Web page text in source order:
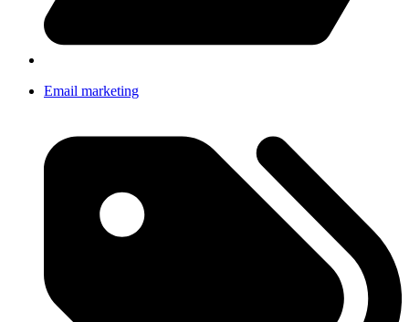
Email marketing